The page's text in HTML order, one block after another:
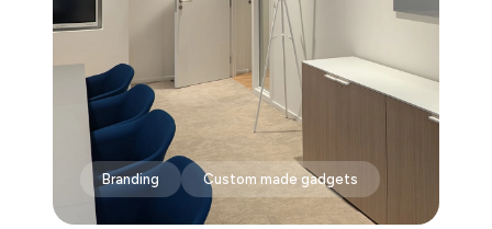
Branding Custom made gadgets